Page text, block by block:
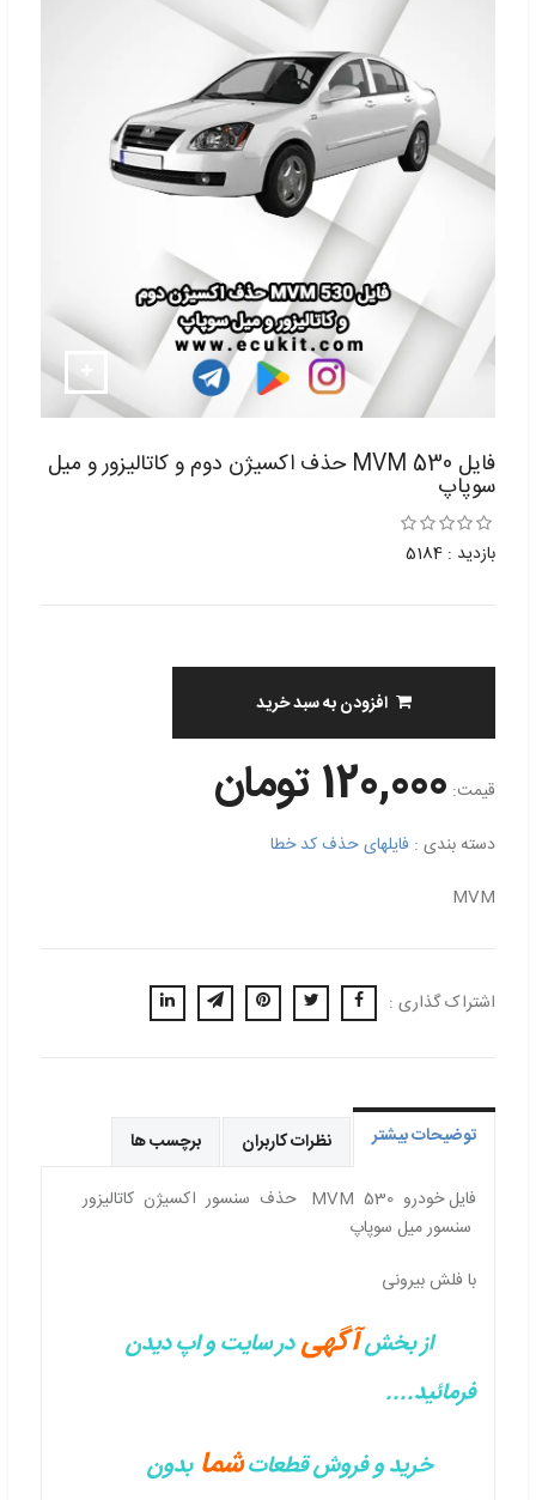
فایل MVM 530 حذف اکسیژن دوم و کاتالیزور و میل
سوپاپ
بازدید : 5184
افزودن به سبد خرید
قیمت: 120,000 تومان
دسته بندی : فایلهای حذف کد خطا
MVM
اشتراک گذاری :
توضیحات بیشتر نظرات کاربران
برچسب ها
فایل خودرو MVM 530 حذف سنسور اکسیژن کاتالیزور
سنسور میل سوپاپ
با فلش بیرونی
از بخشآگهیدر سایت و اپ دیدن
فرمائید....
خرید و فروش قطعاتشمابدون